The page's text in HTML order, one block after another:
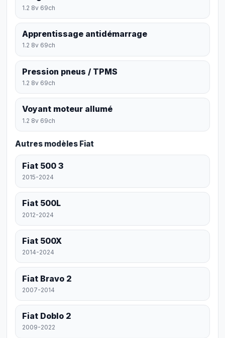
1.2 8v 69ch
Apprentissage antidémarrage
1.2 8v 69ch
Pression pneus / TPMS
1.2 8v 69ch
Voyant moteur allumé
1.2 8v 69ch
Autres modèles Fiat
Fiat 500 3
2015-2024
Fiat 500L
2012-2024
Fiat 500X
2014-2024
Fiat Bravo 2
2007-2014
Fiat Doblo 2
2009-2022